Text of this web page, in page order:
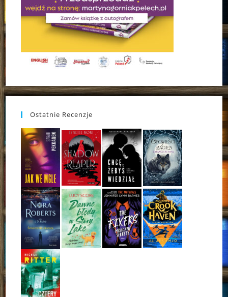
Ostatnie Recenzje